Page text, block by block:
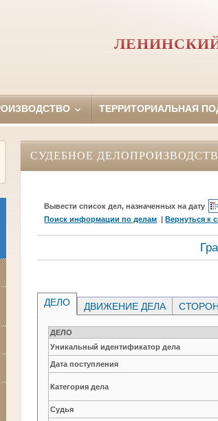
ТЕРРИТОРИАЛЬНАЯ
СУДЕБНОЕ
Вывести список дел, назначенных на дату
Поиск информации по делам |Вернуться к
ДЕЛО ДВИЖЕНИЕ ДЕЛА
ДЕЛО
Уникальный идентификатор дела
Дата поступления
Категория дела
Судья